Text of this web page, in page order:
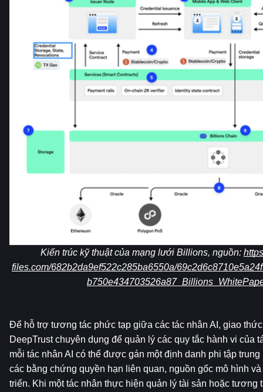
Kiến trúc kỹ thuật của mạng lưới Billions, nguồn:
files.com/682b2da9ef522c285ba6550a/
Để hỗ trợ tương tác phức tạp giữa các tác nhân AI, giao
DeepTrust chuyên dụng để quản lý các quy tắc hành vi của
mỗi tác nhân AI có thể được gán một định danh phi tập
các bằng chứng quyền hạn liên quan, nguồn gốc mô hình
triển. Khi một tác nhân thực hiện quản lý tài sản hoặc tương